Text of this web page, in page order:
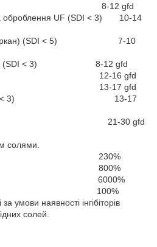
< 5) 8-12 gfd
оброблення UF (SDI < 3) 10-14
паркан) (SDI < 5) 7-10
вода (SDI < 3) 8-12 gfd
< 5) 12-16 gfd
< 3) 13-17 gfd
(SDI < 3) 13-17
(SDI < 1) 21-30 gfd
солями.
230%
800%
6000%
100%
умови наявності інгібіторів
солей.